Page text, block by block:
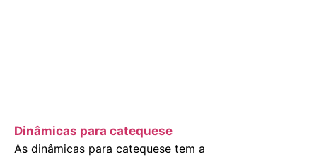
Dinâmicas para catequese
As dinâmicas para catequese tem a